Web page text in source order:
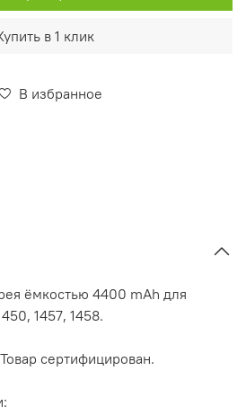
В избранное
в 1 клик
ёмкостью 4400 mAh для
1457, 1458.
сертифицирован.